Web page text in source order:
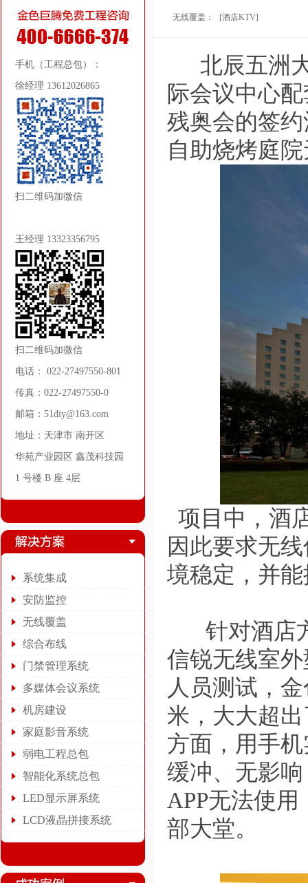
手机（工程总包）：
徐经理 13612026865
扫二维码加微信
王经理 13323356795
扫二维码加微信
电话： 022-27497550-801
传真：022-27497550-0
邮箱：51diy@163.com
地址：天津市 南开区
华苑产业园区 鑫茂科技园
1 号楼 B 座 4层
系统集成
安防监控
无线覆盖
综合布线
门禁管理系统
多媒体会议系统
机房建设
家庭影音系统
弱电工程总包
智能化系统总包
LED显示屏系统
LCD液晶拼接系统
无线覆盖： [酒店KTV]
北辰五洲大
际会议中心
残奥会的签
自助烧烤庭
项目中，酒
因此要求无
境稳定，并
针对酒店方
信锐无线室
人员测试，
米，大大超
方面，用手
缓冲、无影
APP无法使
部大堂。